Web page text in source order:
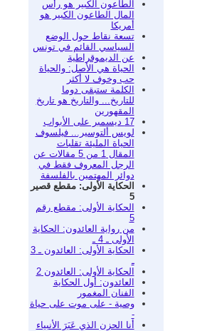
الطاعون الكبير هو رأس
المال الطاعون الكبير هو
أمريكا
تسعة نقاط حول الوضع
السياسي القائم في تونس
عن الديموقراطية
الحياة هي الأصل: والحياة
حب وخوف لا أكثر
الكلمة ستبقى دوما
للتاريخ... والتاريخ هو تاريخ
المقهورين
17 ديسمبر على الأبواب
لويس ألتوسير... فيلسوف
الحياة المليئة تقلبات
المقال 1 من 5 مقالات عن
الرجل المعروف فقط في
دوائر المهتمين بالفلسفة
الحكاية الأولى: مقطع قصير
5
الحكاية الأولى: مقطع رقم
5
من رواية العائدون: الحكاية
الأولى ـ 4 ـ
الحكاية الأولى: العائدون ـ 3
ـ
الحكاية الأولى: العائدون 2
العائدون: أول الحكاية
الفنان المغمور
وصية - على موت على حياة
-
أنا الحزن الذي عَبَرَ الأنبياء